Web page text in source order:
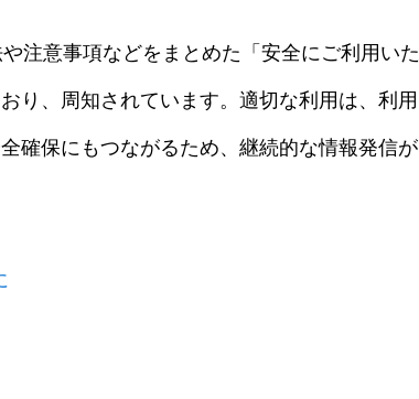
注意事項などをまとめた「安全にご利用いた
り、周知されています。適切な利用は、利用
確保にもつながるため、継続的な情報発信が